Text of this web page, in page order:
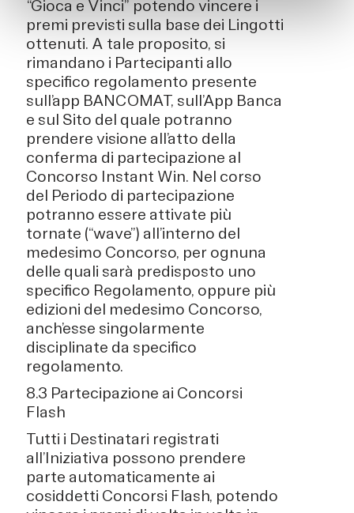
“Gioca e Vinci” potendo vincere i
premi previsti sulla base dei Lingotti
ottenuti. A tale proposito, si
rimandano i Partecipanti allo
specifico regolamento presente
sull’app BANCOMAT, sull’App Banca
e sul Sito del quale potranno
prendere visione all’atto della
conferma di partecipazione al
Concorso Instant Win. Nel corso
del Periodo di partecipazione
potranno essere attivate più
tornate (“wave”) all’interno del
medesimo Concorso, per ognuna
delle quali sarà predisposto uno
specifico Regolamento, oppure più
edizioni del medesimo Concorso,
anch’esse singolarmente
disciplinate da specifico
regolamento.
8.3 Partecipazione ai Concorsi
Flash
Tutti i Destinatari registrati
all’Iniziativa possono prendere
parte automaticamente ai
cosiddetti Concorsi Flash, potendo